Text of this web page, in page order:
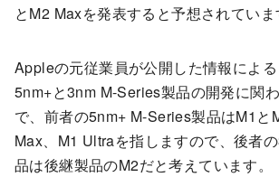
とM2 Maxを発表すると予想されていま
Appleの元従業員が公開した情報によ
5nm+と3nm M-Series製品の開発に関
で、前者の5nm+ M-Series製品はM1と
Max、M1 Ultraを指しますので、後者
品は後継製品のM2だと考えています。